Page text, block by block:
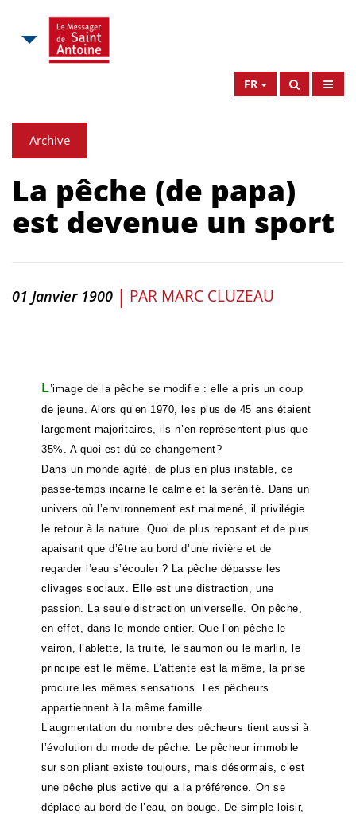
FR
Archive
La pêche (de papa)
est devenue un sport
01 Janvier 1900 | PAR MARC CLUZEAU
L’image de la pêche se modifie : elle a pris un coup
de jeune. Alors qu’en 1970, les plus de 45 ans étaient
largement majoritaires, ils n’en représentent plus que
35%. A quoi est dû ce changement?
Dans un monde agité, de plus en plus instable, ce
passe-temps incarne le calme et la sérénité. Dans un
univers où l’environnement est malmené, il privilégie
le retour à la nature. Quoi de plus reposant et de plus
apaisant que d’être au bord d’une rivière et de
regarder l’eau s’écouler ? La pêche dépasse les
clivages sociaux. Elle est une distraction, une
passion. La seule distraction universelle. On pêche,
en effet, dans le monde entier. Que l’on pêche le
vairon, l’ablette, la truite, le saumon ou le marlin, le
principe est le même. L’attente est la même, la prise
procure les mêmes sensations. Les pêcheurs
appartiennent à la même famille.
L’augmentation du nombre des pêcheurs tient aussi à
l’évolution du mode de pêche. Le pêcheur immobile
sur son pliant existe toujours, mais désormais, c’est
une pêche plus active qui a la préférence. On se
déplace au bord de l’eau, on bouge. De simple loisir,